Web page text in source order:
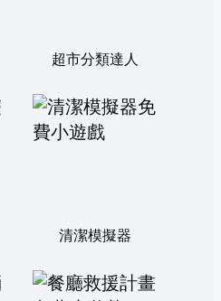
超市分類達人
清潔模擬器